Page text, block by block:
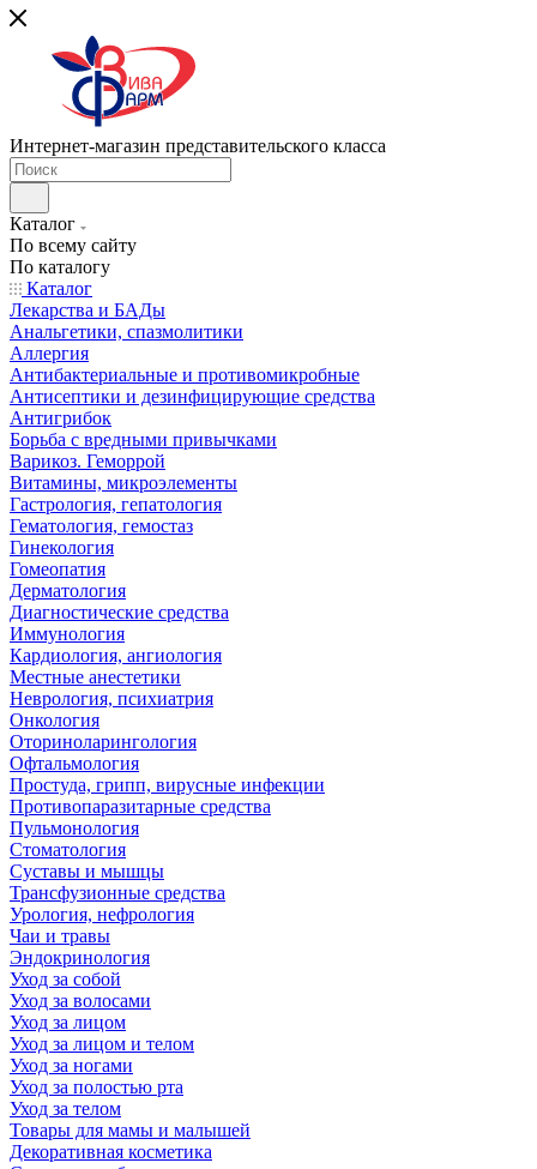
Интернет-магазин представительского класса
Каталог
По всему сайту
По каталогу
Каталог
Лекарства и БАДы
Анальгетики, спазмолитики
Аллергия
Антибактериальные и противомикробные
Антисептики и дезинфицирующие средства
Антигрибок
Борьба с вредными привычками
Варикоз. Геморрой
Витамины, микроэлементы
Гастрология, гепатология
Гематология, гемостаз
Гинекология
Гомеопатия
Дерматология
Диагностические средства
Иммунология
Кардиология, ангиология
Местные анестетики
Неврология, психиатрия
Онкология
Оториноларингология
Офтальмология
Простуда, грипп, вирусные инфекции
Противопаразитарные средства
Пульмонология
Стоматология
Суставы и мышцы
Трансфузионные средства
Урология, нефрология
Чаи и травы
Эндокринология
Уход за собой
Уход за волосами
Уход за лицом
Уход за лицом и телом
Уход за ногами
Уход за полостью рта
Уход за телом
Товары для мамы и малышей
Декоративная косметика